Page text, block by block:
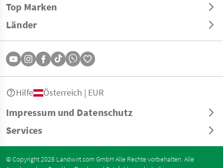
Top Marken
Länder
Impressum und Datenschutz
Services
Hilfe Österreich | EUR
© Copyright 2026 Landwirt.com GmbH Alle Rechte vorbehalten. Alle